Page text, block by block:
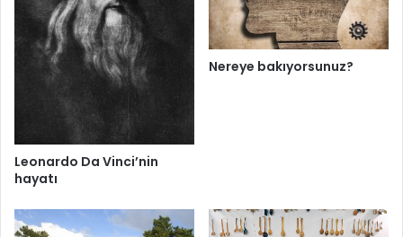
Leonardo Da Vinci’nin
hayatı
Nereye bakıyorsunuz?